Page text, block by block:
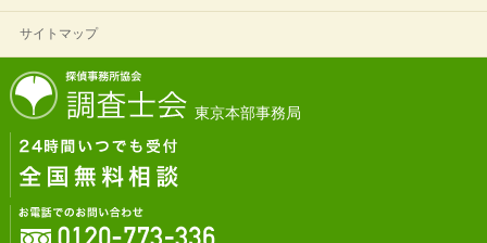
サイトマップ
東京本部事務局